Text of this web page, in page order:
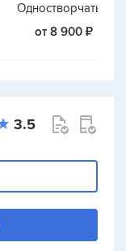
Одностворчатые
от 8 900 ₽
3.5